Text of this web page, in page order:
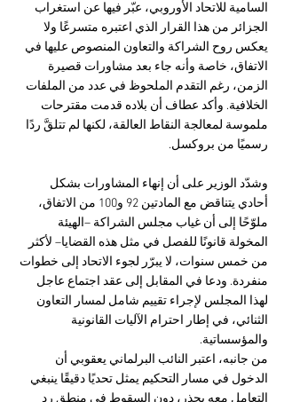
السامية للاتحاد الأوروبي، عبّر فيها عن استغراب
الجزائر من هذا القرار الذي اعتبره متسرعًا ولا
يعكس روح الشراكة والتعاون المنصوص عليها في
الاتفاق، خاصة وأنه جاء بعد مشاورات قصيرة
الزمن، رغم التقدم الملحوظ في عدد من الملفات
الخلافية. وأكد عطاف أن بلاده قدمت مقترحات
ملموسة لمعالجة النقاط العالقة، لكنها لم تتلقَّ ردًا
رسميًا من بروكسل.
وشدّد الوزير على أن إنهاء المشاورات بشكل
أحادي يتناقض مع المادتين 92 و100 من الاتفاق،
ملوّحًا إلى أن غياب مجلس الشراكة –الهيئة
المخولة قانونًا للفصل في مثل هذه القضايا– لأكثر
من خمس سنوات، لا يبرّر لجوء الاتحاد إلى خطوات
منفردة. ودعا في المقابل إلى عقد اجتماع عاجل
لهذا المجلس لإجراء تقييم شامل لمسار التعاون
الثنائي، في إطار احترام الآليات القانونية
والمؤسساتية.
من جانبه، اعتبر النائب البرلماني يعقوبي أن
الدخول في مسار التحكيم يمثل تحديًا دقيقًا ينبغي